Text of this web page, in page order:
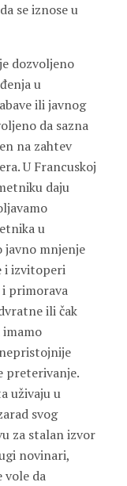
se iznose u
dozvoljeno
u
ili javnog
da sazna
na zahtev
U Francuskoj
daju
u
javno mnjenje
i izvitoperi
i primorava
ili čak
preterivanje.
uživaju u
svog
za stalan izvor
novinari,
vole da